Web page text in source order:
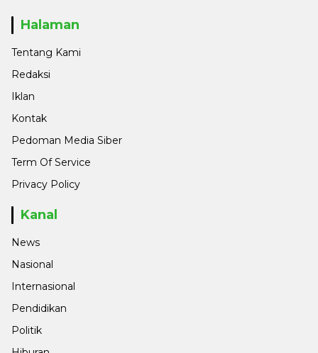
Halaman
Tentang Kami
Redaksi
Iklan
Kontak
Pedoman Media Siber
Term Of Service
Privacy Policy
Kanal
News
Nasional
Internasional
Pendidikan
Politik